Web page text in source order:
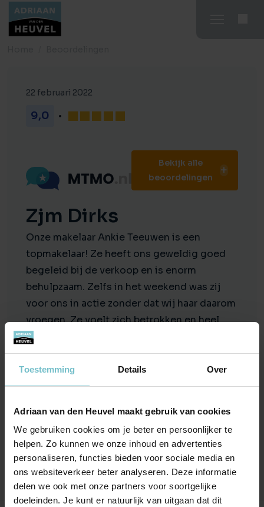
Toestemming Details Over
Adriaan van den Heuvel maakt gebruik van cookies
We gebruiken cookies om je beter en persoonlijker te
helpen. Zo kunnen we onze inhoud en advertenties
personaliseren, functies bieden voor sociale media en
ons websiteverkeer beter analyseren. Deze informatie
delen we ook met onze partners voor soortgelijke
doeleinden. Je kunt er natuurlijk van uitgaan dat dit
22 februari 2022
9,0
Bekijk alle
beoordelingen
Zjm Dirks
Onze makelaar Ankie Teeuwen is een
topmakelaar! Ze heeft ons geweldig goed
begeleid bij de verkoop en is enorm
behulpzaam. Zelfs in het weekend was zij
voor ons in actie zonder dat wij haar daarom
vroegen. Ze voelt zich betrokken en heel
verantwoordelijk voor het goede verloop
van de verkoop. Bij Ankie Teeuwen konden
wij altijd terecht met onze vragen en zij was
op elk moment bereid om dingen uit te
iets niet duidelijk was. Ze verdient een
plaatsje op het podium van TOPmakelaars!